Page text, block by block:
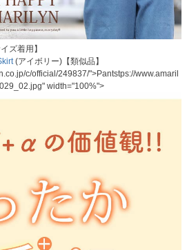
ズ着用】
(アイボリー)【類似品】
c/official/249837/">Pantstps://www.amaril
width="100%">